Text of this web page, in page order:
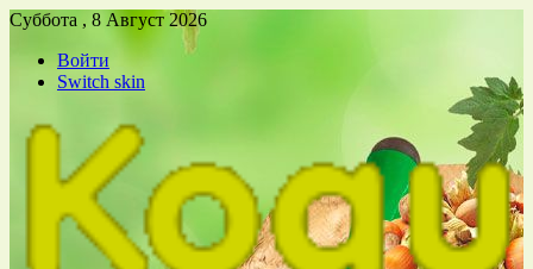
Суббота , 8 Август 2026
Войти
Switch skin